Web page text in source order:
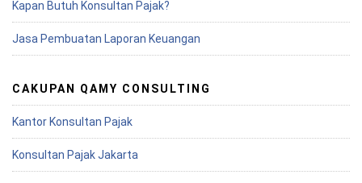
Kapan Butuh Konsultan Pajak?
Jasa Pembuatan Laporan Keuangan
CAKUPAN QAMY CONSULTING
Kantor Konsultan Pajak
Konsultan Pajak Jakarta